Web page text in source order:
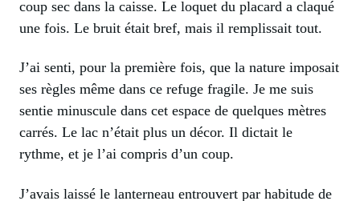
coup sec dans la caisse. Le loquet du placard a claqué
une fois. Le bruit était bref, mais il remplissait tout.
J’ai senti, pour la première fois, que la nature imposait
ses règles même dans ce refuge fragile. Je me suis
sentie minuscule dans cet espace de quelques mètres
carrés. Le lac n’était plus un décor. Il dictait le
rythme, et je l’ai compris d’un coup.
J’avais laissé le lanterneau entrouvert par habitude de